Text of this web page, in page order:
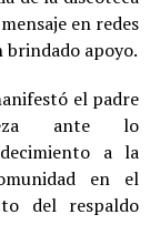
en redes
brindado apoyo.
el padre
ante lo
a la
en el
del respaldo